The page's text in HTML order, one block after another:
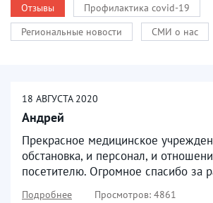
Отзывы
Профилактика covid-19
Региональные новости
СМИ о нас
18 АВГУСТА 2020
Андрей
Прекрасное медицинское
обстановка, и персонал, и
посетителю. Огромное спасибо за
Подробнее Просмотров: 4861